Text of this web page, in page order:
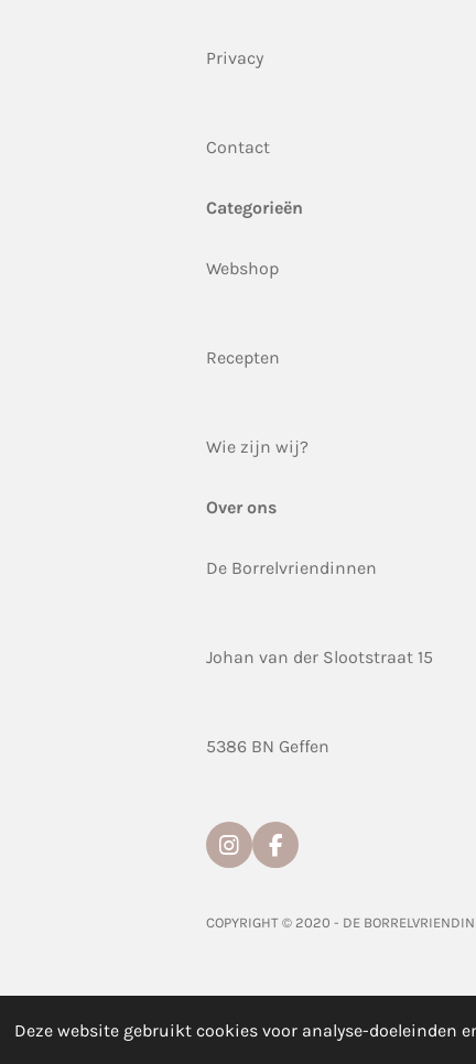
Deze website gebruikt cookies voor analyse-
Privacy
Contact
Categorieën
Webshop
Recepten
Wie zijn wij?
Over ons
De Borrelvriendinnen
Johan van der Slootstraat 15
5386 BN Geffen
I
n
t
a
m
F
a
e
k
COPYRIGHT © 2020 - DE